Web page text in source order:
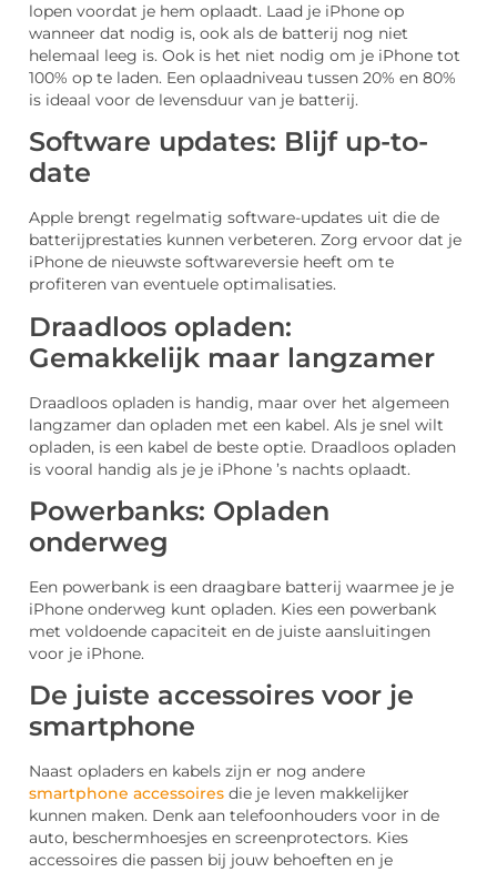
lopen voordat je hem oplaadt. Laad je iPhone op
wanneer dat nodig is, ook als de batterij nog niet
helemaal leeg is. Ook is het niet nodig om je iPhone tot
100% op te laden. Een oplaadniveau tussen 20% en 80%
is ideaal voor de levensduur van je batterij.
Software updates: Blijf up-to-
date
Apple brengt regelmatig software-updates uit die de
batterijprestaties kunnen verbeteren. Zorg ervoor dat je
iPhone de nieuwste softwareversie heeft om te
profiteren van eventuele optimalisaties.
Draadloos opladen:
Gemakkelijk maar langzamer
Draadloos opladen is handig, maar over het algemeen
langzamer dan opladen met een kabel. Als je snel wilt
opladen, is een kabel de beste optie. Draadloos opladen
is vooral handig als je je iPhone ’s nachts oplaadt.
Powerbanks: Opladen
onderweg
Een powerbank is een draagbare batterij waarmee je je
iPhone onderweg kunt opladen. Kies een powerbank
met voldoende capaciteit en de juiste aansluitingen
voor je iPhone.
De juiste accessoires voor je
smartphone
Naast opladers en kabels zijn er nog andere
smartphone accessoires die je leven makkelijker
kunnen maken. Denk aan telefoonhouders voor in de
auto, beschermhoesjes en screenprotectors. Kies
accessoires die passen bij jouw behoeften en je